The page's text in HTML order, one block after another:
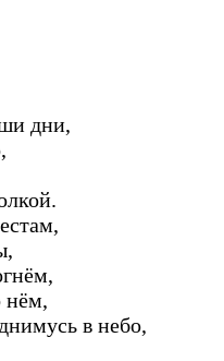
дни,
нём,
в небо,